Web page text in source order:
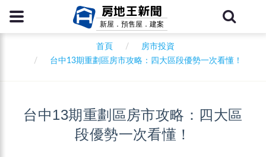
房地王新聞
新屋．預售屋．建案
首頁
房市投資
台中13期重劃區房市攻略：四大區段優勢一次看懂！
台中13期重劃區房市攻略：四大區
段優勢一次看懂！